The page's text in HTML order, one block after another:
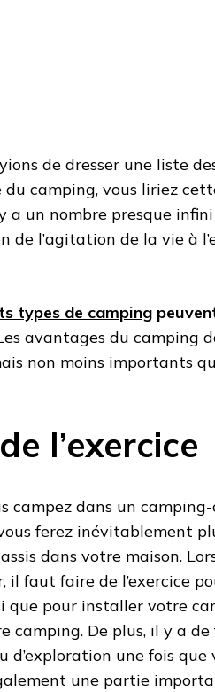
de dresser une liste
du camping, vous liriez
a un nombre presque
de l’agitation de la vie à
types de camping
avantages du camping
non moins importants
l’exercice
campez dans un
ferez inévitablement
dans votre maison.
il faut faire de l’exercice
que pour installer votre
camping. De plus, il y a
d’exploration une fois
une partie